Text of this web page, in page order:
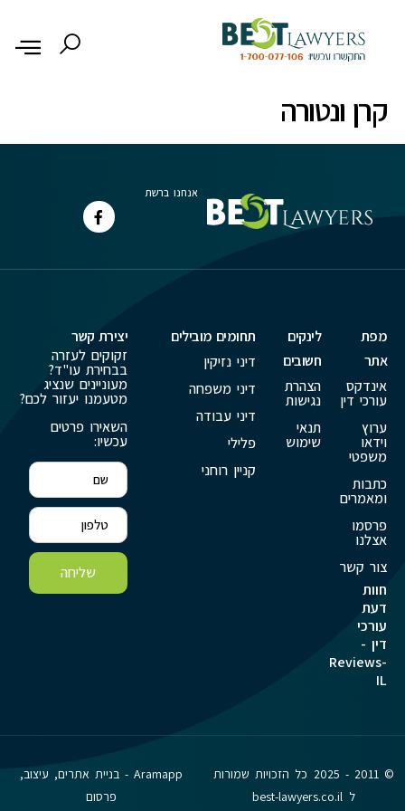
קרן ונטורה
אנחנו ברשת
מפת
אתר
אינדקס
עורכי דין
ערוץ
וידאו
משפטי
כתבות
ומאמרים
פרסמו
אצלנו
צור קשר
חוות
דעת
עורכי
דין -
Reviews-
IL
לינקים
חשובים
הצהרת
נגישות
תנאי
שימוש
תחומים מובילים
דיני נזיקין
דיני משפחה
דיני עבודה
פלילי
קניין רוחני
יצירת קשר
זקוקים לעזרה
בבחירת עו"ד?
מעוניינים שנציג
מטעמנו יעזור לכם?
השאירו פרטים
עכשיו:
שליחה
© 2011 - 2025 כל הזכויות שמורות
ל best-lawyers.co.il
Aramapp - בניית אתרים, עיצוב,
פרסום